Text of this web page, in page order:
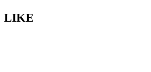
LIKE